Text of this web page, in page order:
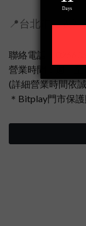
📍台北市信義
聯絡電話：
營業時間：週一至
(詳細營業時間依
＊Bitplay門市保